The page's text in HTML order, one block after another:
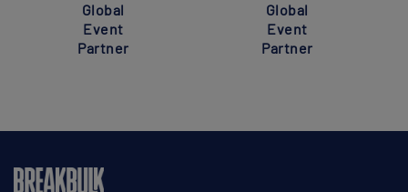
Global
Event
Partner
Global
Event
Partner